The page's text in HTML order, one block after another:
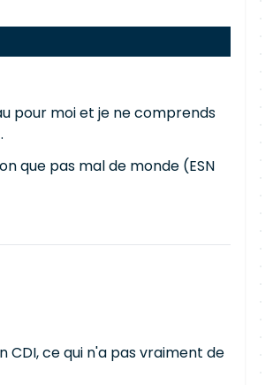
pour moi et je ne comprends
que pas mal de monde (ESN
CDI, ce qui n'a pas vraiment de